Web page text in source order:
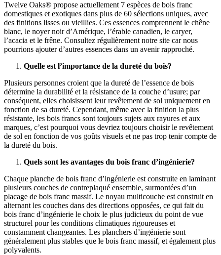
Twelve Oaks® propose actuellement 7 espèces de bois franc
domestiques et exotiques dans plus de 60 sélections uniques, avec
des finitions lisses ou vieillies. Ces essences comprennent le chêne
blanc, le noyer noir d’Amérique, l’érable canadien, le caryer,
l’acacia et le frêne. Consultez régulièrement notre site car nous
pourrions ajouter d’autres essences dans un avenir rapproché.
Quelle est l’importance de la dureté du bois?
Plusieurs personnes croient que la dureté de l’essence de bois
détermine la durabilité et la résistance de la couche d’usure; par
conséquent, elles choisissent leur revêtement de sol uniquement en
fonction de sa dureté. Cependant, même avec la finition la plus
résistante, les bois francs sont toujours sujets aux rayures et aux
marques, c’est pourquoi vous devriez toujours choisir le revêtement
de sol en fonction de vos goûts visuels et ne pas trop tenir compte de
la dureté du bois.
Quels sont les avantages du bois franc d’ingénierie?
Chaque planche de bois franc d’ingénierie est construite en laminant
plusieurs couches de contreplaqué ensemble, surmontées d’un
placage de bois franc massif. Le noyau multicouche est construit en
alternant les couches dans des directions opposées, ce qui fait du
bois franc d’ingénierie le choix le plus judicieux du point de vue
structurel pour les conditions climatiques rigoureuses et
constamment changeantes. Les planchers d’ingénierie sont
généralement plus stables que le bois franc massif, et également plus
polyvalents.